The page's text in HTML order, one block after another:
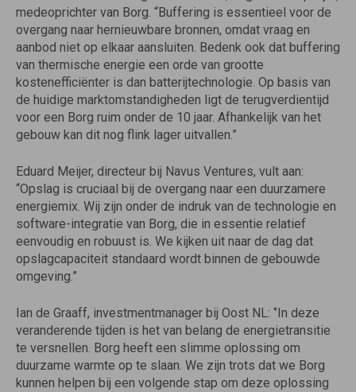
medeoprichter van Borg. “Buffering is essentieel voor de
overgang naar hernieuwbare bronnen, omdat vraag en
aanbod niet op elkaar aansluiten. Bedenk ook dat buffering
van thermische energie een orde van grootte
kostenefficiënter is dan batterijtechnologie. Op basis van
de huidige marktomstandigheden ligt de terugverdientijd
voor een Borg ruim onder de 10 jaar. Afhankelijk van het
gebouw kan dit nog flink lager uitvallen.”
Eduard Meijer, directeur bij Navus Ventures, vult aan:
“Opslag is cruciaal bij de overgang naar een duurzamere
energiemix. Wij zijn onder de indruk van de technologie en
software-integratie van Borg, die in essentie relatief
eenvoudig en robuust is. We kijken uit naar de dag dat
opslagcapaciteit standaard wordt binnen de gebouwde
omgeving.”
Ian de Graaff, investmentmanager bij Oost NL: ‘’In deze
veranderende tijden is het van belang de energietransitie
te versnellen. Borg heeft een slimme oplossing om
duurzame warmte op te slaan. We zijn trots dat we Borg
kunnen helpen bij een volgende stap om deze oplossing